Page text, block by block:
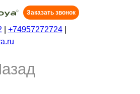
+74957272724|
Заказать звонок